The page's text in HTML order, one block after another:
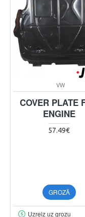
VW
COVER PLATE
ENGINE
57.49€
GROZĀ
Uzreiz uz grozu